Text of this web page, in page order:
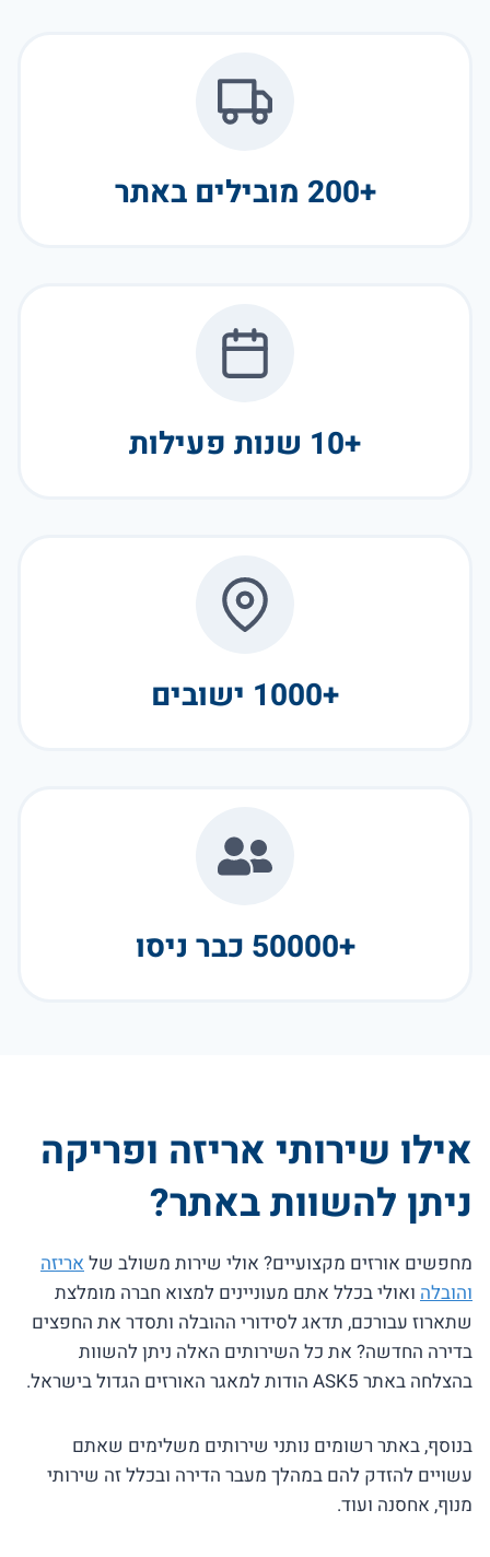
+200 מובילים באתר
+10 שנות פעילות
+1000 ישובים
+50000 כבר ניסו
אילו שירותי אריזה ופריקה
ניתן להשוות באתר?
מחפשים אורזים מקצועיים? אולי שירות משולב שלאריזה
והובלה ואולי בכלל אתם מעוניינים למצוא חברה מומלצת
שתארוז עבורכם, תדאג לסידורי ההובלה ותסדר את החפצים
בדירה החדשה? את כל השירותים האלה ניתן להשוות
בהצלחה באתר ASK5 הודות למאגר האורזים הגדול בישראל.
בנוסף, באתר רשומים נותני שירותים משלימים שאתם
עשויים להזדק להם במהלך מעבר הדירה ובכלל זה שירותי
מנוף, אחסנה ועוד.